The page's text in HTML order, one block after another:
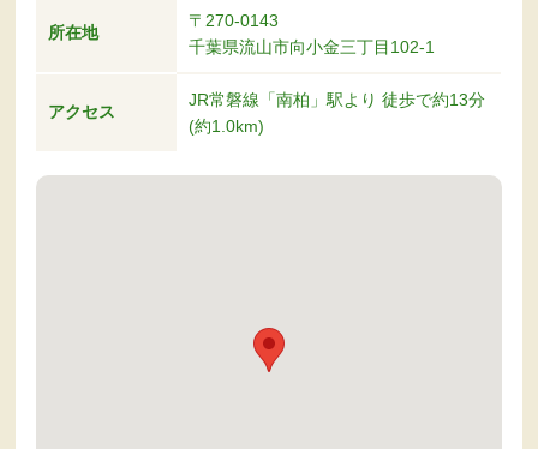
所在地
〒270-0143
千葉県流山市向小金三丁目102-1
アクセス
JR常磐線「南柏」駅より 徒歩で約13分
(約1.0km)